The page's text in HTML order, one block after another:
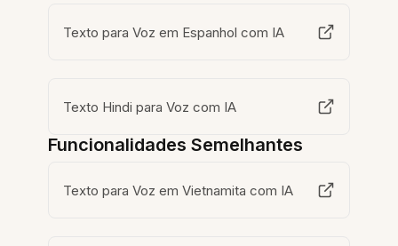
Texto para Voz em Espanhol com IA
Texto Hindi para Voz com IA
Funcionalidades Semelhantes
Texto para Voz em Vietnamita com IA